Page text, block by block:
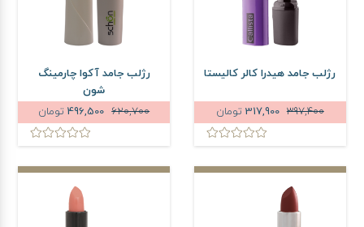
رژلب جامد هیدرا کالر کالیستا
397,400
317,900 تومان
رژلب جامد آکوا چارمینگ
شون
620,700
تومان